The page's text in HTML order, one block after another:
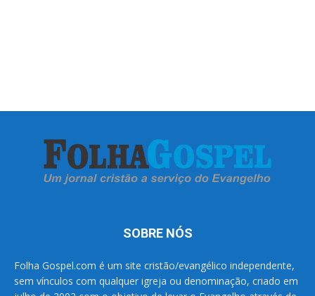
SOBRE NÓS
Folha Gospel.com é um site cristão/evangélico independente,
sem vínculos com qualquer igreja ou denominação, criado em